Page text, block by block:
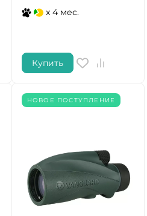
x 4 мес.
Купить
НОВОЕ ПОСТУПЛЕНИЕ